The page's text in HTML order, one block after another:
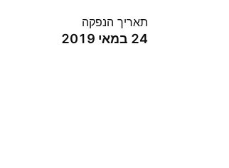
תאריך הנפקה
24 במאי 2019